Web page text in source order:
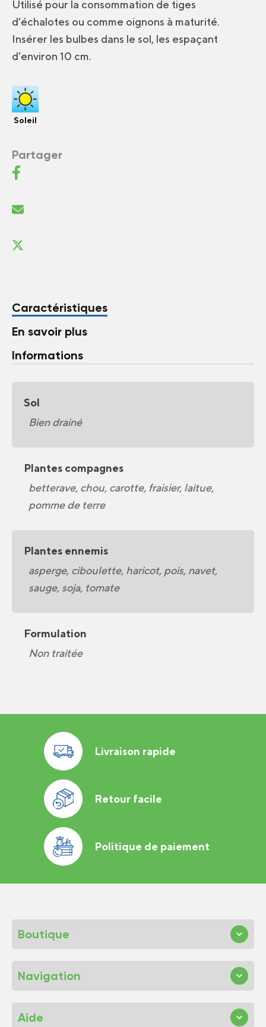
Utilisé pour la consommation de tiges
d’échalotes ou comme oignons à maturité.
Insérer les bulbes dans le sol, les espaçant
d’environ 10 cm.
Soleil
Partager
Caractéristiques
En savoir plus
Informations
Sol
Bien drainé
Plantes compagnes
betterave, chou, carotte, fraisier, laitue,
pomme de terre
Plantes ennemis
asperge, ciboulette, haricot, pois, navet,
sauge, soja, tomate
Formulation
Non traitée
Livraison rapide
Retour facile
Politique de paiement
Boutique
Navigation
Aide